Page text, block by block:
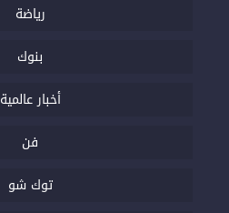
رياضة
بنوك
أخبار عالمية
فن
توك شو